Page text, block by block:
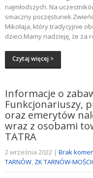
najmłodszych. Na
smaczny
Mikołaja, który tradycyjnie
dzieci.Mamy nadzieję, że za
Czytaj więcej >
Informacje o
Funkcjonariuszy,
oraz emerytów
wraz z osobami
TATRA
2 września 2022 | Brak
TARNÓW, ZK TARNÓW-